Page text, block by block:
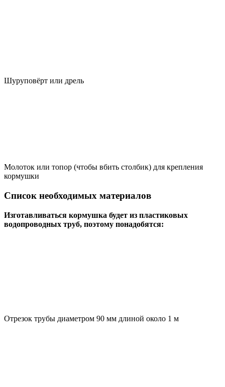
Шуруповёрт или дрель
Молоток или топор (чтобы вбить столбик) для крепления
кормушки
Список необходимых материалов
Изготавливаться кормушка будет из пластиковых
водопроводных труб, поэтому понадобятся:
Отрезок трубы диаметром 90 мм длиной около 1 м